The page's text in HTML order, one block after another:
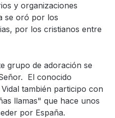
y organizaciones
se oró por los
por los cristianos entre
grupo de adoración se
El conocido
también participo con
llamas" que hace unos
por España.